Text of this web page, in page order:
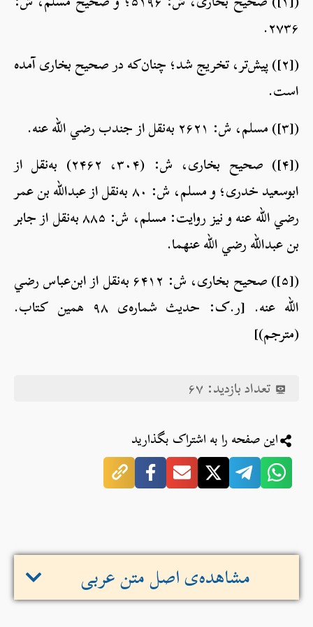
۲۷۳۶.
([۲]) پیش‌تر، تخریج شد؛ چنان‌که در صحیح بخاری آمده
است.
([۳]) مسلم، ش: ۲۶۲۱ به‌نقل از جندب رضي الله عنه.
([۴]) صحیح بخاری، ش: (۳۰۴، ۲۴۶۲) به‌نقل از
ابوسعید خدری؛ و مسلم، ش: ۸۰ به‌نقل از عبدالله بن عمر
رضي الله عنه و نیز روایت: مسلم، ش: ۸۸۵ به‌نقل از جابر
بن عبدالله رضي الله عنهما.
([۵]) صحیح بخاری، ش: ۶۴۱۲ به‌نقل از ابن‌عباس رضي
الله عنه. [ر.ک: حدیث شماره‌ی ۹۸ همین کتاب.
(مترجم)]
تعداد بازدید: ۶۷
این صفحه را به اشتراک بگذارید
مشاهده‌ی اصل متن عربی